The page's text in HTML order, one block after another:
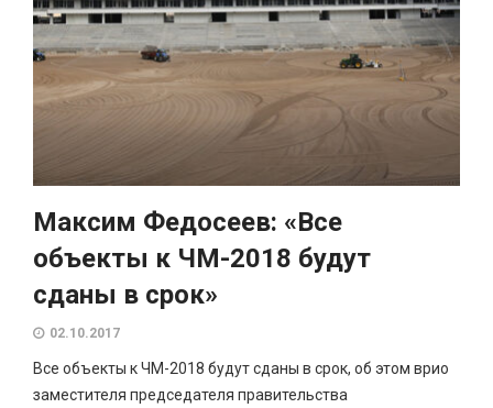
Максим Федосеев: «Все
объекты к ЧМ-2018 будут
сданы в срок»
02.10.2017
Все объекты к ЧМ-2018 будут сданы в срок, об этом врио
заместителя председателя правительства